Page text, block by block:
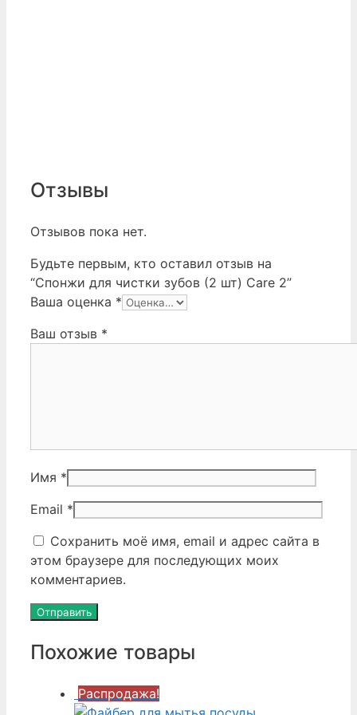
Отзывы
Отзывов пока нет.
Будьте первым, кто оставил отзыв на
“Спонжи для чистки зубов (2 шт) Care 2”
Ваша оценка *
Ваш отзыв *
Имя *
Email *
Сохранить моё имя, email и адрес сайта в
этом браузере для последующих моих
комментариев.
Похожие товары
Распродажа!